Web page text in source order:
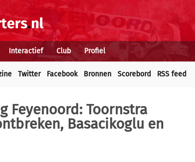
Interactief Club Profiel
Twitter Facebook Bronnen Scorebord RSS feed
Feyenoord: Toornstra
Basacikoglu en